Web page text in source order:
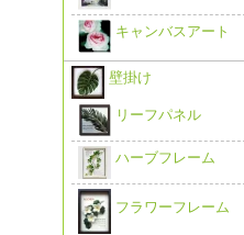
キャンバスアート
壁掛け
リーフパネル
ハーブフレーム
フラワーフレーム